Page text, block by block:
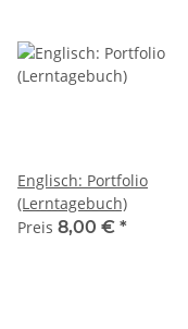
Englisch: Portfolio
(Lerntagebuch)
Preis 8,00 € *